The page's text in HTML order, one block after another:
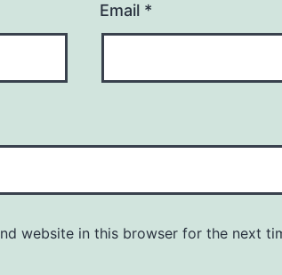
Email *
website in this browser for the next